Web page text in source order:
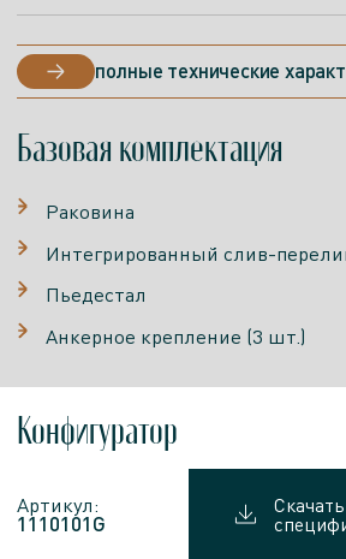
полные технические
полные технические
Базовая комплектация
Раковина
Интегрированный слив-
Пьедестал
Анкерное крепление (3 шт.)
Конфигуратор
Артикул:
1110101G
Скачать